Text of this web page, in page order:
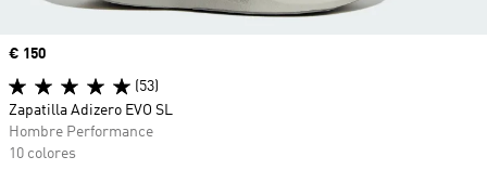
Precio
€ 150
(53)
Zapatilla Adizero EVO SL
Hombre Performance
10 colores